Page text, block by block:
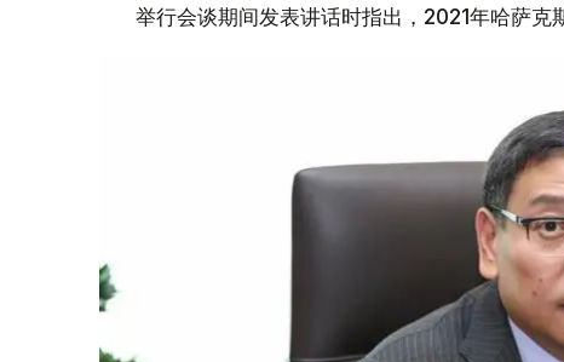
举行会谈期间发表讲话时指出，2021年哈萨克